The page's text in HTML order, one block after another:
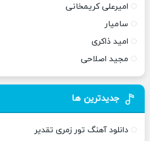
امیرعلی کریمخانی
سامیار
امید ذاکری
مجید اصلاحی
جدیدترین ها
دانلود آهنگ تور زمری تقدیر